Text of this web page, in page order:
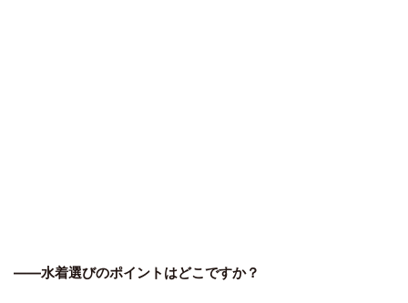
――水着選びのポイントはどこですか？